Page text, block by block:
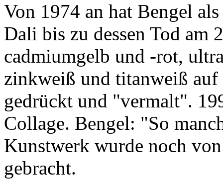
Von 1974 an hat Bengel
Dali bis zu dessen Tod am
cadmiumgelb und -rot,
zinkweiß und titanweiß
gedrückt und "vermalt".
Collage. Bengel: "So
Kunstwerk wurde noch
gebracht.